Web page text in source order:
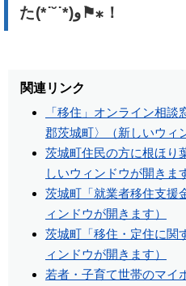
た(*˙˘˙*)و⚑⁎！
関連リンク
「移住」オンライン相
郡茨城町〉（新しいウィ
茨城町住民の方に根ほり
しいウィンドウが開きま
茨城町「就業者移住支援
ィンドウが開きます）
茨城町「移住・定住に関
ィンドウが開きます）
若者・子育て世帯のマイ